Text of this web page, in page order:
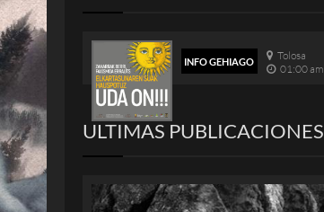
INFO GEHIAGO
Tolosa
01:00 am
ULTIMAS PUBLICACIONES